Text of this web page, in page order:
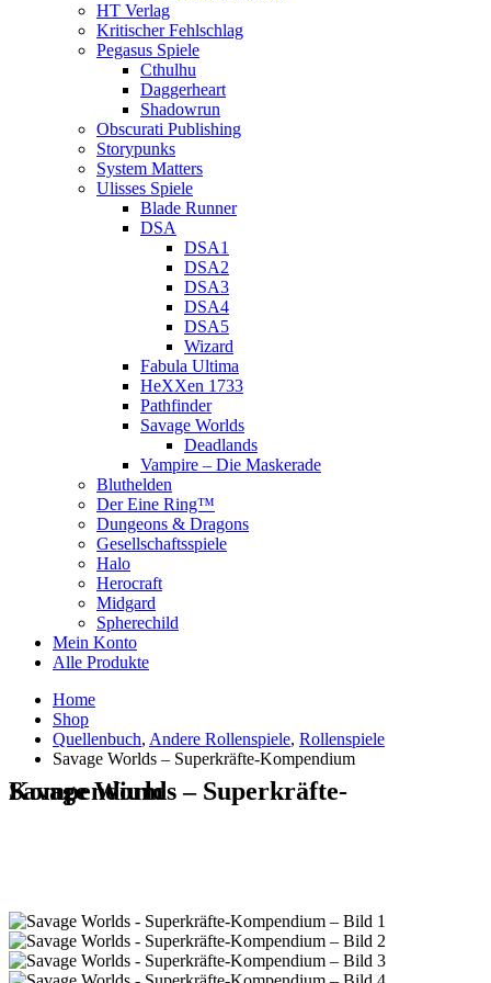
HT Verlag
Kritischer Fehlschlag
Pegasus Spiele
Cthulhu
Daggerheart
Shadowrun
Obscurati Publishing
Storypunks
System Matters
Ulisses Spiele
Blade Runner
DSA
DSA1
DSA2
DSA3
DSA4
DSA5
Wizard
Fabula Ultima
HeXXen 1733
Pathfinder
Savage Worlds
Deadlands
Vampire – Die Maskerade
Bluthelden
Der Eine Ring™
Dungeons & Dragons
Gesellschaftsspiele
Halo
Herocraft
Midgard
Spherechild
Mein Konto
Alle Produkte
Home
Shop
Quellenbuch, Andere Rollenspiele, Rollenspiele
Savage Worlds – Superkräfte-Kompendium
Savage Worlds – Superkräfte-Kompendium